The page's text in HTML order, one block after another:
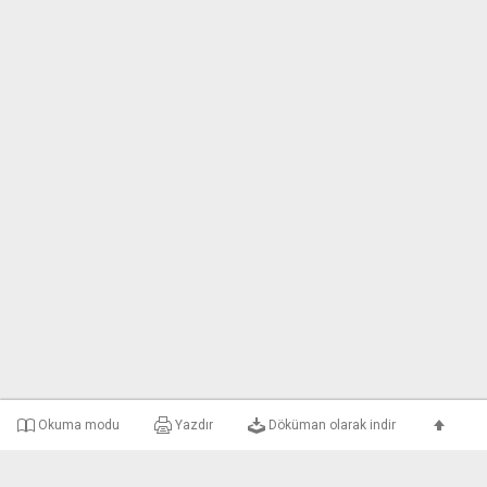
Okuma modu Yazdır Döküman olarak indir